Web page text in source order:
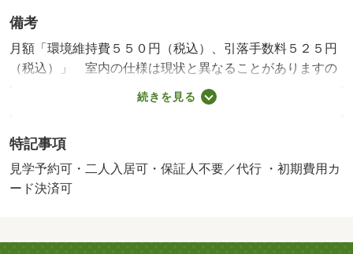
備考
月額「環境維持費５５０円（税込）、引落手数料５２５円
（税込）」 室内の仕様は現状と異なることがありますの
で、詳しくはスタッフまでご確認下さい。 【設備・特記
事項備考】学生歓迎・専用バス・専用トイレ/賃貸戸数:27
続きを見る
特記事項
見学予約可・二人入居可・保証人不要／代行 ・初期費用カ
ード決済可